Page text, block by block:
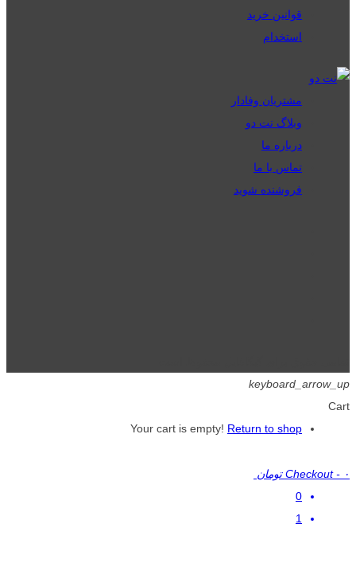
قوانین خرید
استخدام
مشتریان وفادار
وبلاگ نت دو
درباره ما
تماس با ما
فروشنده شوید
keyboard_arrow_up
Cart
Your cart is empty! Return to shop
Checkout - ۰ تومان
0
1